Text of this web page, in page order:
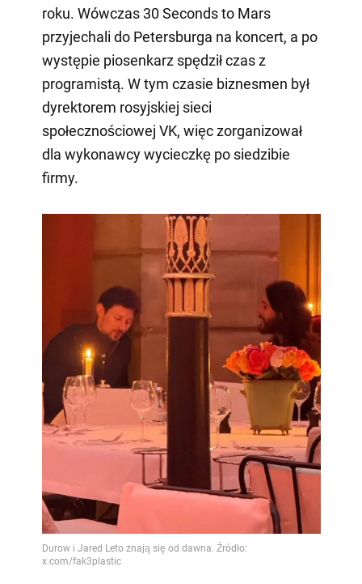
roku. Wówczas 30 Seconds to Mars
przyjechali do Petersburga na koncert, a po
występie piosenkarz spędził czas z
programistą. W tym czasie biznesmen był
dyrektorem rosyjskiej sieci
społecznościowej VK, więc zorganizował
dla wykonawcy wycieczkę po siedzibie
firmy.